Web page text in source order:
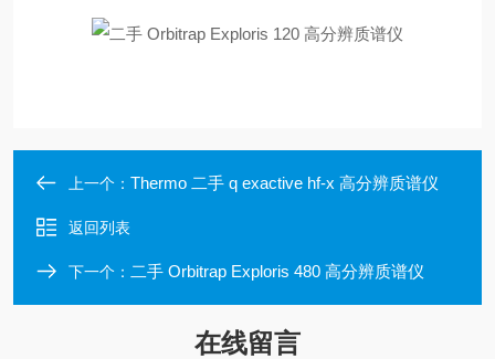
上一个： Thermo 二手 q exactive hf-x 高分辨质谱仪
返回列表
下一个： 二手 Orbitrap Exploris 480 高分辨质谱仪
在线留言